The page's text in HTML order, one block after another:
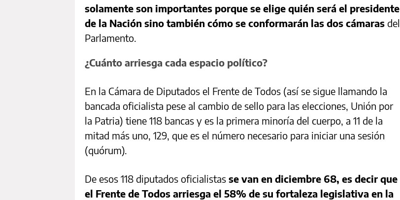
solamente son importantes porque se elige quién será el presidente
de la Nación sino también cómo se conformarán las dos cámaras del
Parlamento.
¿Cuánto arriesga cada espacio político?
En la Cámara de Diputados el Frente de Todos (así se sigue llamando la
bancada oficialista pese al cambio de sello para las elecciones, Unión por
la Patria) tiene 118 bancas y es la primera minoría del cuerpo, a 11 de la
mitad más uno, 129, que es el número necesario para iniciar una sesión
(quórum).
De esos 118 diputados oficialistas se van en diciembre 68, es decir que
el Frente de Todos arriesga el 58% de su fortaleza legislativa en la